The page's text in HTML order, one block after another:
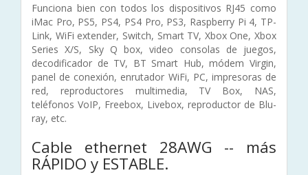
Funciona bien con todos los dispositivos RJ45 como
iMac Pro, PS5, PS4, PS4 Pro, PS3, Raspberry Pi 4, TP-
Link, WiFi extender, Switch, Smart TV, Xbox One, Xbox
Series X/S, Sky Q box, video consolas de juegos,
decodificador de TV, BT Smart Hub, módem Virgin,
panel de conexión, enrutador WiFi, PC, impresoras de
red, reproductores multimedia, TV Box, NAS,
teléfonos VoIP, Freebox, Livebox, reproductor de Blu-
ray, etc.
Cable ethernet 28AWG -- más
RÁPIDO y ESTABLE.